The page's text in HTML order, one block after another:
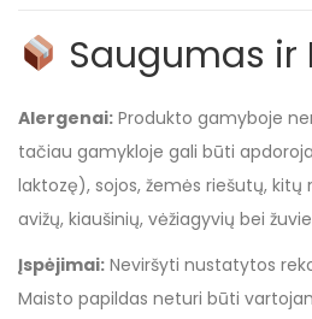
Saugumas
Alergenai: Produkto gamyboje
tačiau gamykloje gali būti
laktozę), sojos, žemės riešutų, kitų
avižų, kiaušinių, vėžiagyvių bei
Įspėjimai: Neviršyti nustatytos
Maisto papildas neturi būti